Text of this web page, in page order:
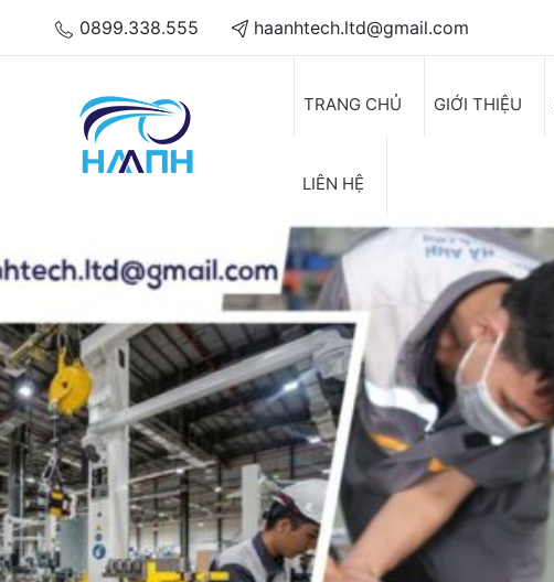
0899.338.555 haanhtech.ltd@gmail.com
TRANG CHỦ GIỚI THIỆU
LIÊN HỆ